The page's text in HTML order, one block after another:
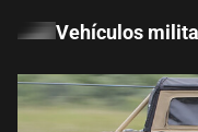
Vehículos